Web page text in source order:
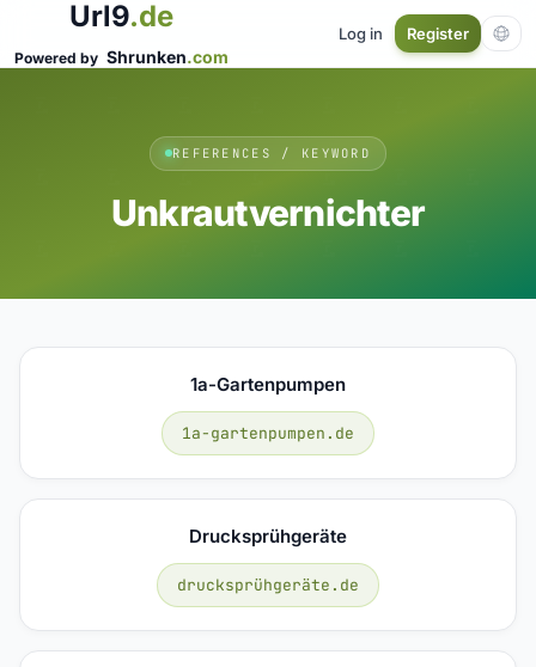
Url9.de
Powered by Shrunken.com
Log in Register
REFERENCES / KEYWORD
Unkrautvernichter
1a-Gartenpumpen
1a-gartenpumpen.de
Drucksprühgeräte
drucksprühgeräte.de